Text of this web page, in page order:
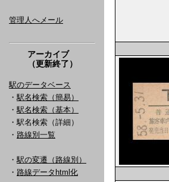
管理人へメール
アーカイブ
（更新終了）
駅のデータベース
・ 駅名検索（簡易）
・ 駅名検索（基本）
・駅名検索（詳細）
・ 路線別一覧
・ 駅の変遷（路線別）
・ 路線データhtml化